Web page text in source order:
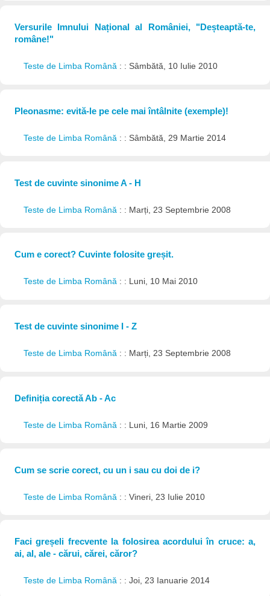
Versurile Imnului Național al României, "Deșteaptă-te,
române!"
Teste de Limba Română : : Sâmbătă, 10 Iulie 2010
Pleonasme: evită-le pe cele mai întâlnite (exemple)!
Teste de Limba Română : : Sâmbătă, 29 Martie 2014
Test de cuvinte sinonime A - H
Teste de Limba Română : : Marți, 23 Septembrie 2008
Cum e corect? Cuvinte folosite greșit.
Teste de Limba Română : : Luni, 10 Mai 2010
Test de cuvinte sinonime I - Z
Teste de Limba Română : : Marți, 23 Septembrie 2008
Definiția corectă Ab - Ac
Teste de Limba Română : : Luni, 16 Martie 2009
Cum se scrie corect, cu un i sau cu doi de i?
Teste de Limba Română : : Vineri, 23 Iulie 2010
Faci greșeli frecvente la folosirea acordului în cruce: a,
ai, al, ale - cărui, cărei, căror?
Teste de Limba Română : : Joi, 23 Ianuarie 2014